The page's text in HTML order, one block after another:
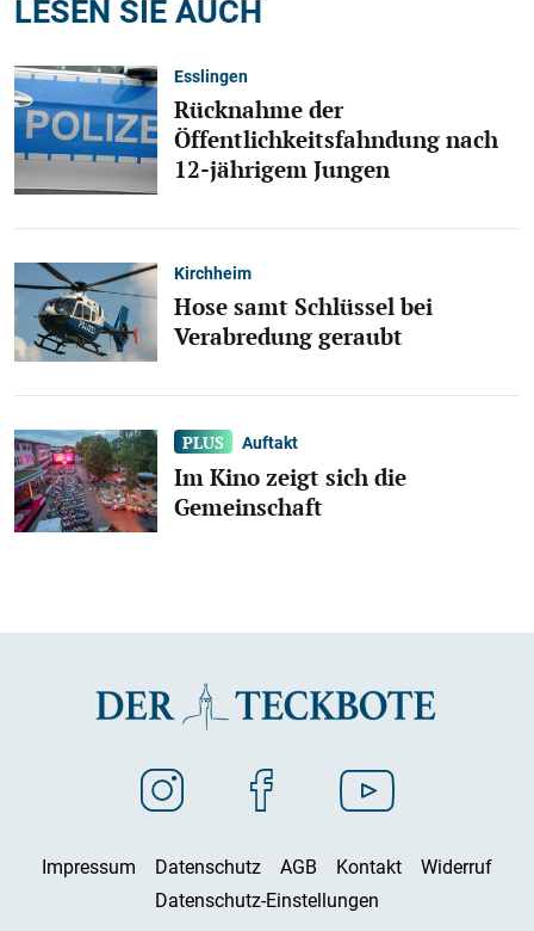
LESEN SIE AUCH
Esslingen
Rücknahme der
Öffentlichkeitsfahndung nach
12-jährigem Jungen
Kirchheim
Hose samt Schlüssel bei
Verabredung geraubt
Auftakt
Im Kino zeigt sich die
Gemeinschaft
Impressum Datenschutz AGB Kontakt
Widerruf
Datenschutz-Einstellungen